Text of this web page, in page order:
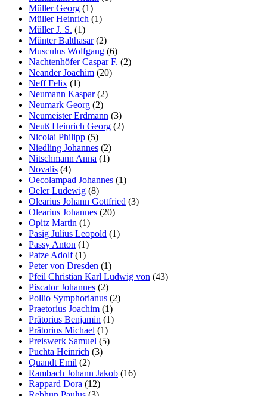
Müller Georg (1)
Müller Heinrich (1)
Müller J. S. (1)
Münter Balthasar(2)
Musculus Wolfgang (6)
Nachtenhöfer Caspar F. (2)
Neander Joachim (20)
Neff Felix (1)
Neumann Kaspar(2)
Neumark Georg (2)
Neumeister Erdmann (3)
Neuß Heinrich Georg (2)
Nicolai Philipp (5)
Niedling Johannes (2)
Nitschmann Anna (1)
Novalis (4)
Oecolampad Johannes (1)
Oeler Ludewig (8)
Olearius Johann Gottfried (3)
Olearius Johannes (20)
Opitz Martin (1)
Pasig Julius Leopold (1)
Passy Anton (1)
Patze Adolf(1)
Peter von Dresden (1)
Pfeil Christian Karl Ludwig von (43)
Piscator Johannes (2)
Pollio Symphorianus (2)
Praetorius Joachim (1)
Prätorius Benjamin (1)
Prätorius Michael (1)
Preiswerk Samuel (5)
Puchta Heinrich (3)
Quandt Emil (2)
Rambach Johann Jakob (16)
Rappard Dora (12)